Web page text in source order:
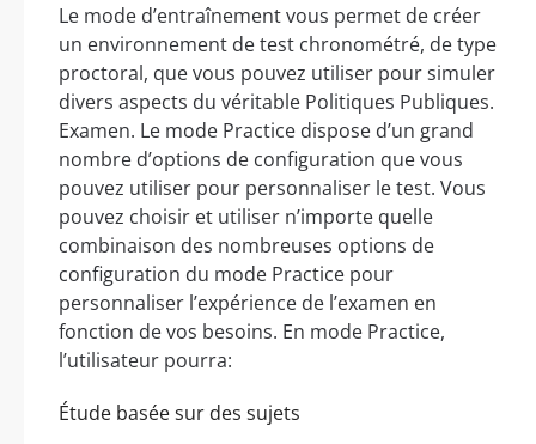
Le mode d’entraînement vous permet de créer
un environnement de test chronométré, de type
proctoral, que vous pouvez utiliser pour simuler
divers aspects du véritable Politiques Publiques.
Examen. Le mode Practice dispose d’un grand
nombre d’options de configuration que vous
pouvez utiliser pour personnaliser le test. Vous
pouvez choisir et utiliser n’importe quelle
combinaison des nombreuses options de
configuration du mode Practice pour
personnaliser l’expérience de l’examen en
fonction de vos besoins. En mode Practice,
l’utilisateur pourra:
Étude basée sur des sujets